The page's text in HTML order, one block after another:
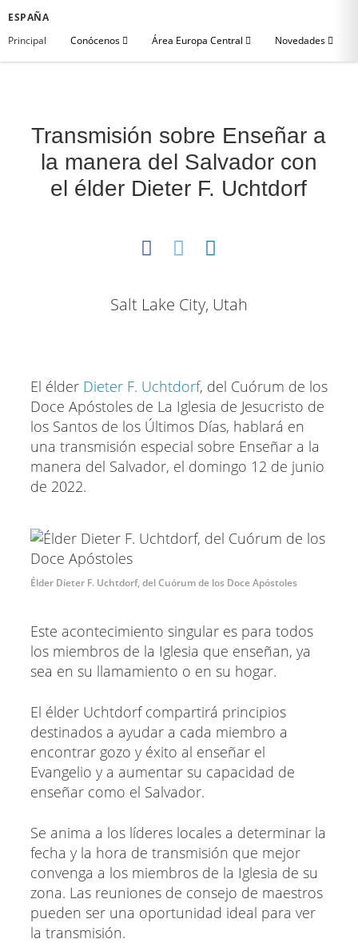
ESPAÑA
Principal
Conócenos Área Europa Central Novedades
Transmisión sobre Enseñar a
la manera del Salvador con
el élder Dieter F. Uchtdorf
Salt Lake City, Utah
El élder Dieter F. Uchtdorf, del Cuórum de los
Doce Apóstoles de La Iglesia de Jesucristo de
los Santos de los Últimos Días, hablará en
una transmisión especial sobre Enseñar a la
manera del Salvador, el domingo 12 de junio
de 2022.
Élder Dieter F. Uchtdorf, del Cuórum de los Doce Apóstoles
Este acontecimiento singular es para todos
los miembros de la Iglesia que enseñan, ya
sea en su llamamiento o en su hogar.
El élder Uchtdorf compartirá principios
destinados a ayudar a cada miembro a
encontrar gozo y éxito al enseñar el
Evangelio y a aumentar su capacidad de
enseñar como el Salvador.
Se anima a los líderes locales a determinar la
fecha y la hora de transmisión que mejor
convenga a los miembros de la Iglesia de su
zona. Las reuniones de consejo de maestros
pueden ser una oportunidad ideal para ver
la transmisión.